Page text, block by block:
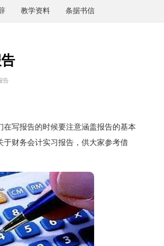
教学资料 条据书信
告
写报告的时候要注意涵盖报告的基本
财务会计实习报告，供大家参考借